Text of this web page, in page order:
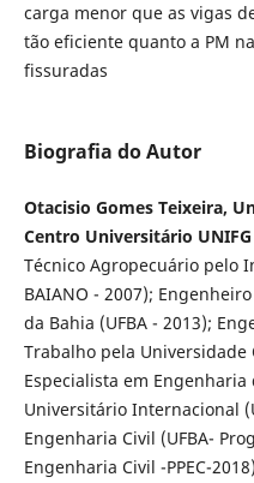
carga menor que as vigas
tão eficiente quanto a PM
fissuradas
Biografia do Autor
Otacisio Gomes Teixeira,
Centro Universitário UNIFG
Técnico Agropecuário pelo
BAIANO - 2007);
da Bahia (UFBA - 2013);
Trabalho pela Universidade
Especialista em
Universitário Internacional
Engenharia Civil (UFBA-
Engenharia Civil -PPEC-